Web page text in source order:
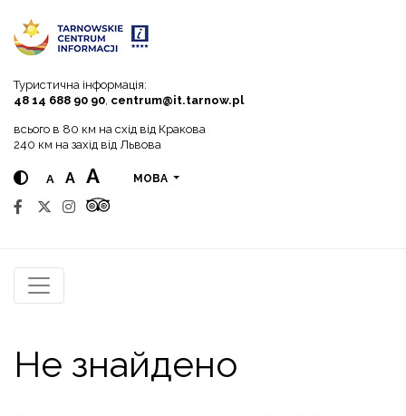
Туристична інформація:
48 14 688 90 90 centrum@it.tarnow.pl
всього в 80 км на схід від Кракова
240 км на захід від Львова
A A A МОВА
Не знайдено